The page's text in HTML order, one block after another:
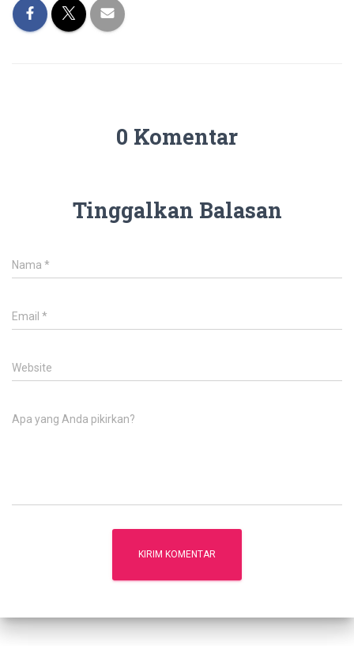
0 Komentar
Tinggalkan Balasan
Nama *
Email *
Website
Apa yang Anda pikirkan?